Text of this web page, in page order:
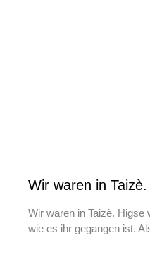
Wir waren in
Wir waren in Taizè.
wie es ihr gegangen ist.